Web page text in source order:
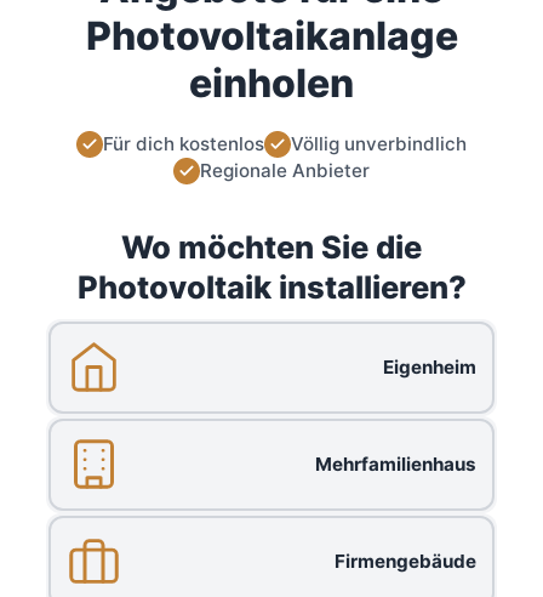
Photovoltaikanlage
einholen
Für dich kostenlos
Völlig unverbindlich
Regionale Anbieter
Wo möchten Sie die
Photovoltaik installieren?
Eigenheim
Mehrfamilienhaus
Firmengebäude